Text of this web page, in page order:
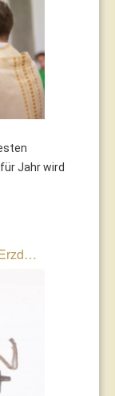
Jahr wird